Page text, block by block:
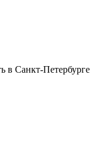
в Санкт-Петербурге